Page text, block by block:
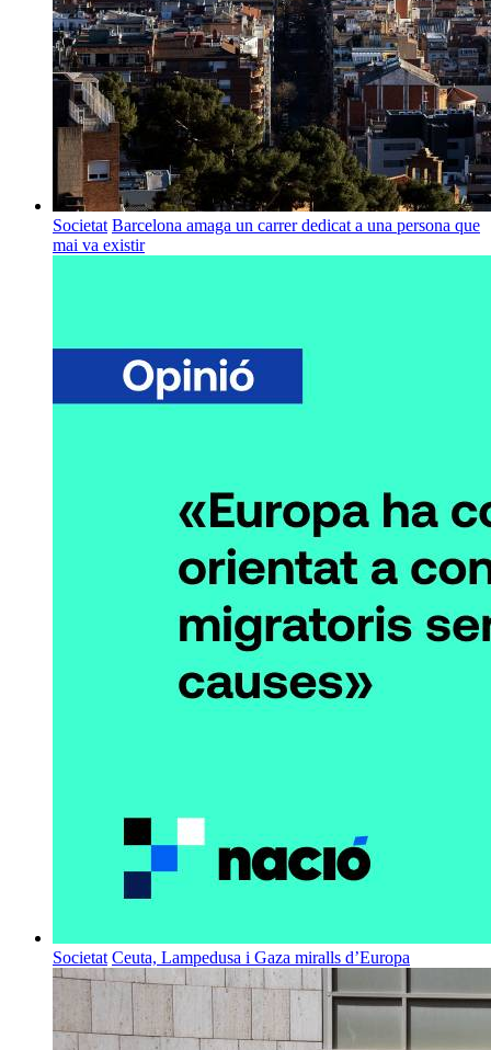
Societat Barcelona amaga un carrer dedicat a una persona que
mai va existir
Societat Ceuta, Lampedusa i Gaza miralls d’Europa